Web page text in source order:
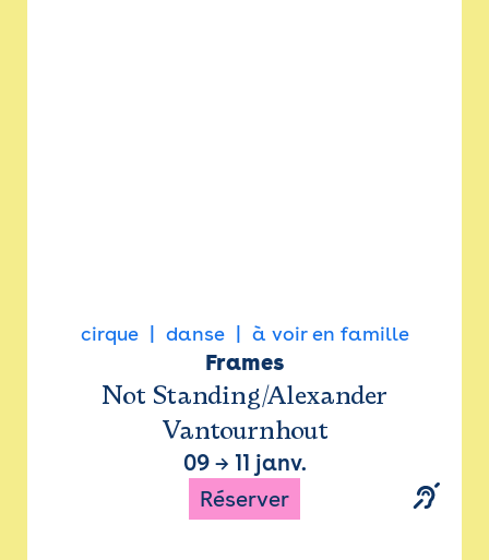
cirque danse à voir en famille
Frames
Not Standing/Alexander
Vantournhout
09→ 11 janv.
Réserver